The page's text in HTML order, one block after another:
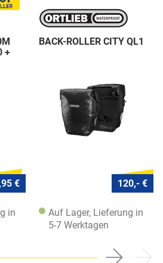
+
€
in
BACK-ROLLER CITY QL1
120,- €
Auf Lager, Lieferung in
5-7 Werktagen